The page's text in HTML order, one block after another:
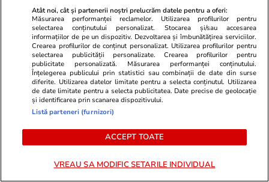
conflictul dintre Spania și Italia privind
controalele la frontieră se acutizează.
Madridul amenință cu represalii
Atât noi, cât și partenerii noștri prelucrăm datele pentru a oferi:
Măsurarea performanței reclamelor. Utilizarea profilurilor pentru
selectarea conținutului personalizat. Stocarea și/sau accesarea
informațiilor de pe un dispozitiv. Dezvoltarea și îmbunătățirea serviciilor.
Crearea profilurilor de conținut personalizat. Utilizarea profilurilor pentru
selectarea publicității personalizate. Crearea profilurilor pentru
publicitate personalizată. Măsurarea performanței conținutului.
Înțelegerea publicului prin statistici sau combinații de date din surse
diferite. Utilizarea datelor limitate pentru a selecta conținutul. Utilizarea
de date limitate pentru a selecta publicitatea. Date precise de geolocație
și identificarea prin scanarea dispozitivului.
Listă parteneri (furnizori)
ACCEPT TOATE
VREAU SA MODIFIC SETARILE INDIVIDUAL